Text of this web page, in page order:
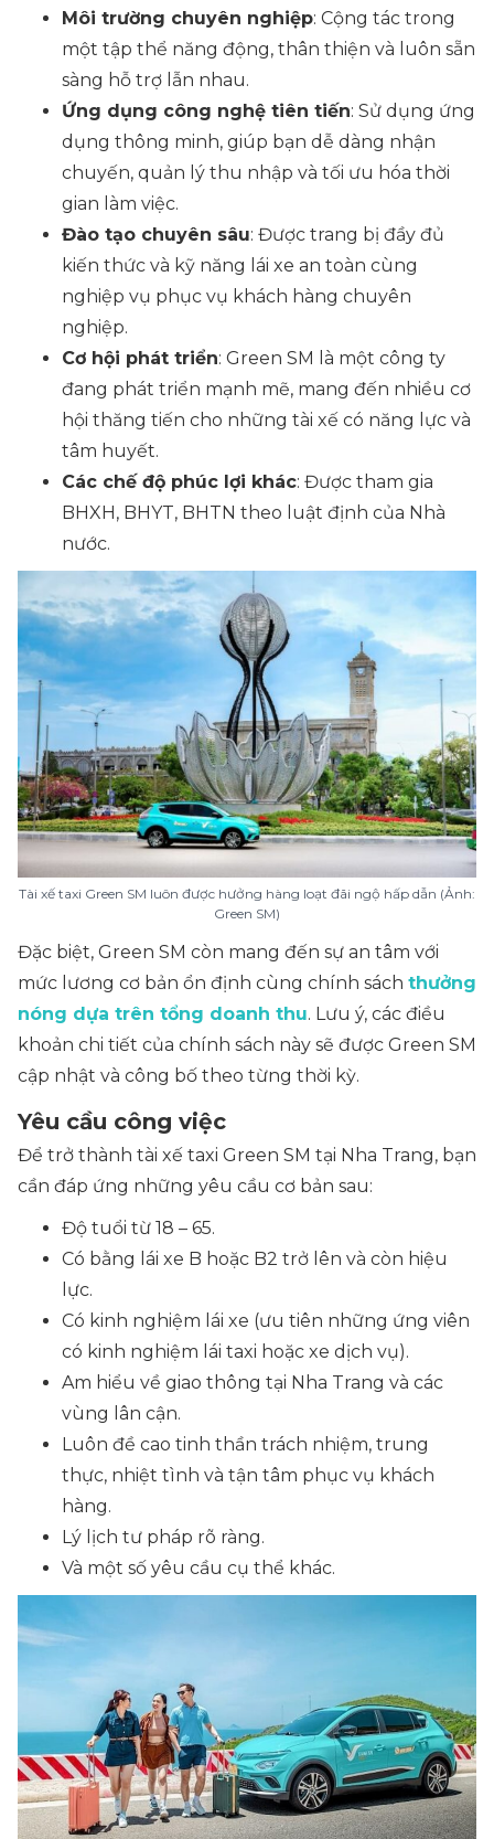
Môi trường chuyên nghiệp: Cộng tác trong
một tập thể năng động, thân thiện và luôn sẵn
sàng hỗ trợ lẫn nhau.
Ứng dụng công nghệ tiên tiến: Sử dụng ứng
dụng thông minh, giúp bạn dễ dàng nhận
chuyến, quản lý thu nhập và tối ưu hóa thời
gian làm việc.
Đào tạo chuyên sâu: Được trang bị đầy đủ
kiến thức và kỹ năng lái xe an toàn cùng
nghiệp vụ phục vụ khách hàng chuyên
nghiệp.
Cơ hội phát triển: Green SM là một công ty
đang phát triển mạnh mẽ, mang đến nhiều cơ
hội thăng tiến cho những tài xế có năng lực và
tâm huyết.
Các chế độ phúc lợi khác: Được tham gia
BHXH, BHYT, BHTN theo luật định của Nhà
nước.
Tài xế taxi Green SM luôn được hưởng hàng loạt đãi ngộ hấp dẫn (Ảnh:
Green SM)
Đặc biệt, Green SM còn mang đến sự an tâm với
mức lương cơ bản ổn định cùng chính sách thưởng
nóng dựa trên tổng doanh thu. Lưu ý, các điều
khoản chi tiết của chính sách này sẽ được Green SM
cập nhật và công bố theo từng thời kỳ.
Yêu cầu công việc
Để trở thành tài xế taxi Green SM tại Nha Trang, bạn
cần đáp ứng những yêu cầu cơ bản sau:
Độ tuổi từ 18 – 65.
Có bằng lái xe B hoặc B2 trở lên và còn hiệu
lực.
Có kinh nghiệm lái xe (ưu tiên những ứng viên
có kinh nghiệm lái taxi hoặc xe dịch vụ).
Am hiểu về giao thông tại Nha Trang và các
vùng lân cận.
Luôn đề cao tinh thần trách nhiệm, trung
thực, nhiệt tình và tận tâm phục vụ khách
hàng.
Lý lịch tư pháp rõ ràng.
Và một số yêu cầu cụ thể khác.